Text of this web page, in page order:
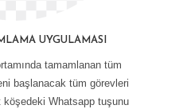
UYGULAMASI
tamamlanan tüm
başlanacak tüm görevleri
köşedeki Whatsapp tuşunu